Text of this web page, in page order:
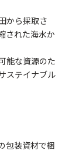
から採取さ
された海水か
能な資源のた
ステイナブル
包装資材で梱